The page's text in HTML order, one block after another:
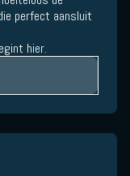
perfect aansluit
hier.